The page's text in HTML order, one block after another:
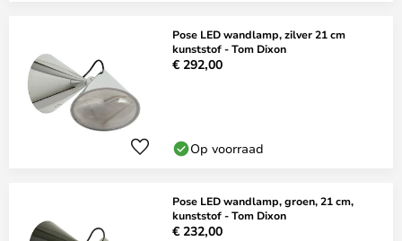
Pose LED wandlamp, zilver 21 cm
kunststof - Tom Dixon
€ 292,00
Op voorraad
Pose LED wandlamp, groen, 21 cm,
kunststof - Tom Dixon
€ 232,00